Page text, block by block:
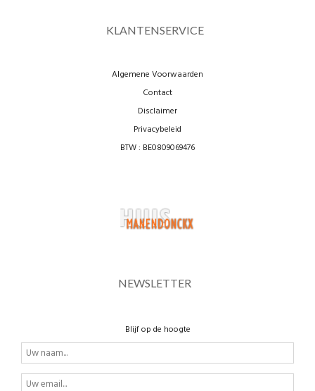
KLANTENSERVICE
Algemene Voorwaarden
Contact
Disclaimer
Privacybeleid
BTW : BE0809069476
NEWSLETTER
Blijf op de hoogte